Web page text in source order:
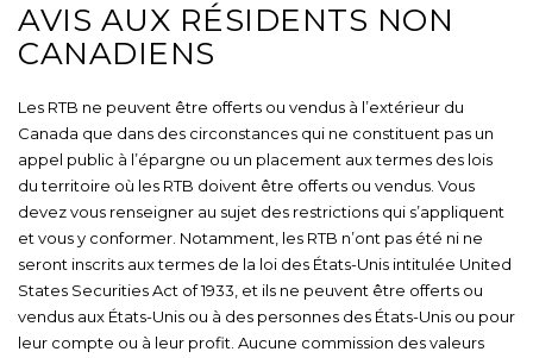
AVIS AUX RÉSIDENTS NON
CANADIENS
Les RTB ne peuvent être offerts ou vendus à l’extérieur du
Canada que dans des circonstances qui ne constituent pas un
appel public à l’épargne ou un placement aux termes des lois
du territoire où les RTB doivent être offerts ou vendus. Vous
devez vous renseigner au sujet des restrictions qui s’appliquent
et vous y conformer. Notamment, les RTB n’ont pas été ni ne
seront inscrits aux termes de la loi des États-Unis intitulée United
States Securities Act of 1933, et ils ne peuvent être offerts ou
vendus aux États-Unis ou à des personnes des États-Unis ou pour
leur compte ou à leur profit. Aucune commission des valeurs